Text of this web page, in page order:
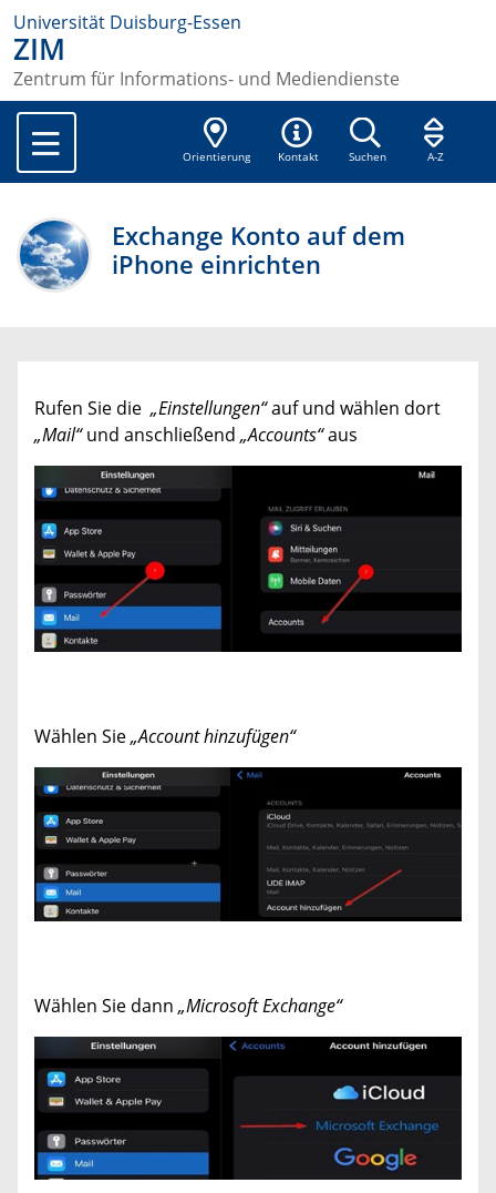
Universität Duisburg-Essen
ZIM
Zentrum für Informations- und Mediendienste
Orientierung Kontakt Suchen A-Z
Exchange Konto auf dem
iPhone einrichten
Rufen Sie die „Einstellungen“auf und wählen dort
„Mail“und anschließend „Accounts“aus
Wählen Sie„Account hinzufügen“
Wählen Sie dann „Microsoft Exchange“